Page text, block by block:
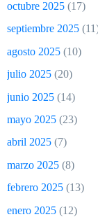
octubre 2025 (17)
septiembre 2025
agosto 2025 (10)
julio 2025 (20)
junio 2025 (14)
mayo 2025 (23)
abril 2025 (7)
marzo 2025 (8)
febrero 2025 (13)
enero 2025 (12)